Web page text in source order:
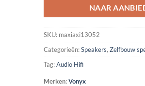
NAAR
SKU: maxiaxi13052
Categorieën:Speakers, Zelfbouw
Tag:Audio Hifi
Merken:Vonyx